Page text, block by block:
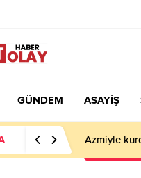
GÜNDEM ASAYİŞ
Azmiyle